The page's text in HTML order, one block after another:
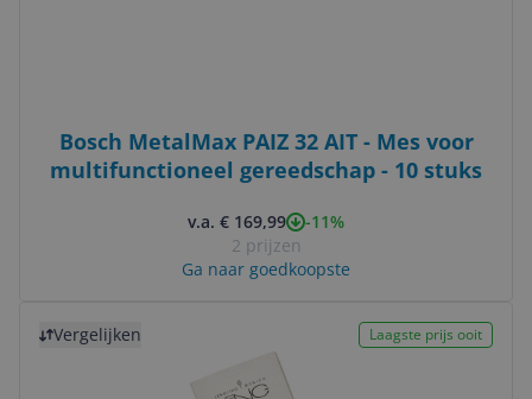
Bosch MetalMax PAIZ 32 AIT - Mes voor
multifunctioneel gereedschap - 10 stuks
v.a. € 169,99
-11%
2 prijzen
Ga naar goedkoopste
Vergelijken Laagste prijs ooit